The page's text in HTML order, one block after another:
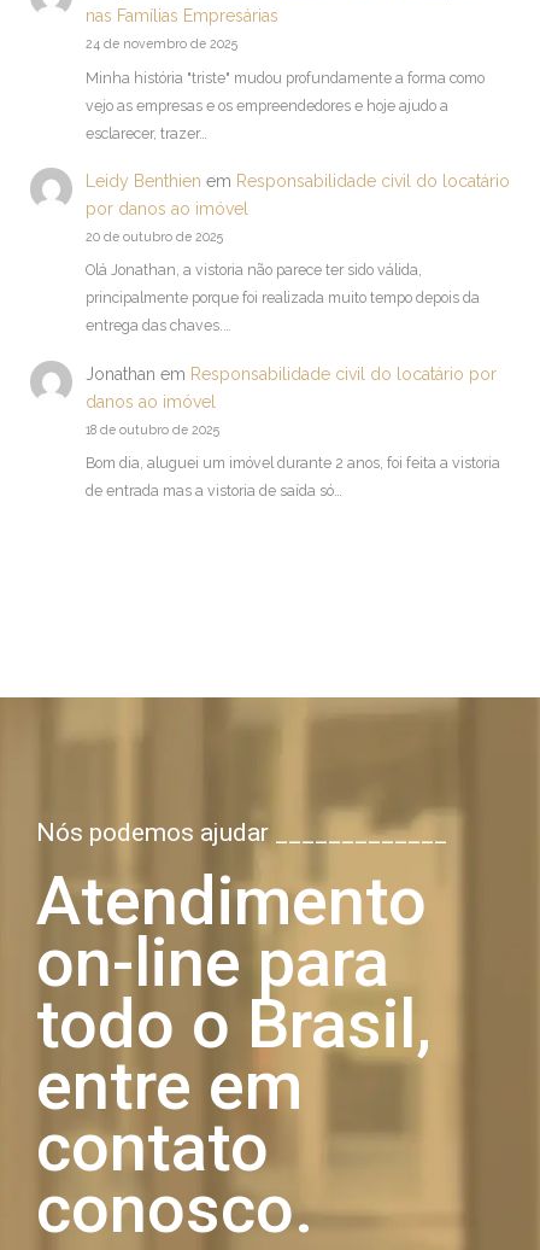
nas Famílias Empresárias
24 de novembro de 2025
Minha história "triste" mudou profundamente a forma como
vejo as empresas e os empreendedores e hoje ajudo a
esclarecer, trazer…
Leidy Benthien em Responsabilidade civil do locatário
por danos ao imóvel
20 de outubro de 2025
Olá Jonathan, a vistoria não parece ter sido válida,
principalmente porque foi realizada muito tempo depois da
entrega das chaves.…
Jonathan em Responsabilidade civil do locatário por
danos ao imóvel
18 de outubro de 2025
Bom dia, aluguei um imóvel durante 2 anos, foi feita a vistoria
de entrada mas a vistoria de saída só…
Nós podemos ajudar _____________
Atendimento
on-line para
todo o Brasil,
entre em
contato
conosco.